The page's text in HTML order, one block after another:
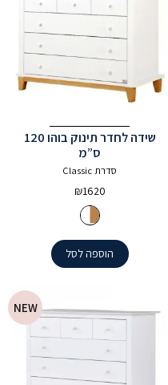
שידה לחדר תינוק בוהו 120
ס”מ
סדרת Classic
₪1620
הוספה לסל
NEW